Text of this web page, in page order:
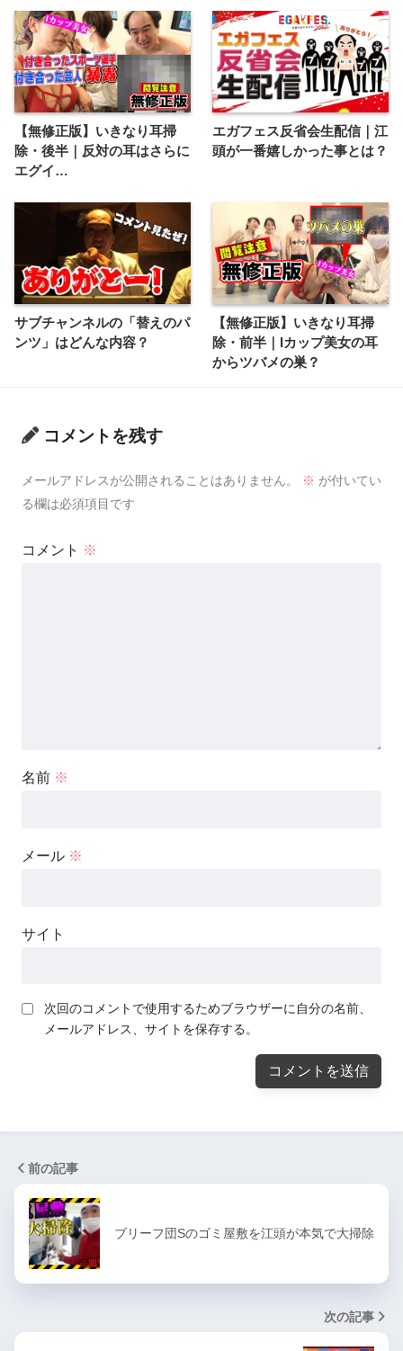
【無修正版】いきなり耳掃
除・後半｜反対の耳はさらに
エグイ…
エガフェス反省会生配信｜江
頭が一番嬉しかった事とは？
サブチャンネルの「替えのパ
ンツ」はどんな内容？
【無修正版】いきなり耳掃
除・前半｜Iカップ美女の耳
からツバメの巣？
コメントを残す
メールアドレスが公開されることはありません。 ※ が付いてい
る欄は必須項目です
コメント ※
名前 ※
メール ※
サイト
次回のコメントで使用するためブラウザーに自分の名前、
メールアドレス、サイトを保存する。
前の記事
ブリーフ団Sのゴミ屋敷を江頭が本気で大掃除
次の記事